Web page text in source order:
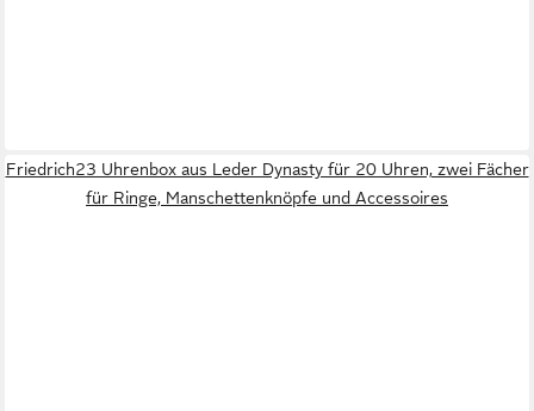
Friedrich23 Uhrenbox aus Leder Dynasty für 20 Uhren, zwei Fächer
für Ringe, Manschettenknöpfe und Accessoires